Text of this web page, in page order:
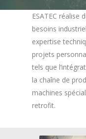
ESATEC réalise
besoins
expertise
projets
tels que
la chaîne de
machines
retrofit.